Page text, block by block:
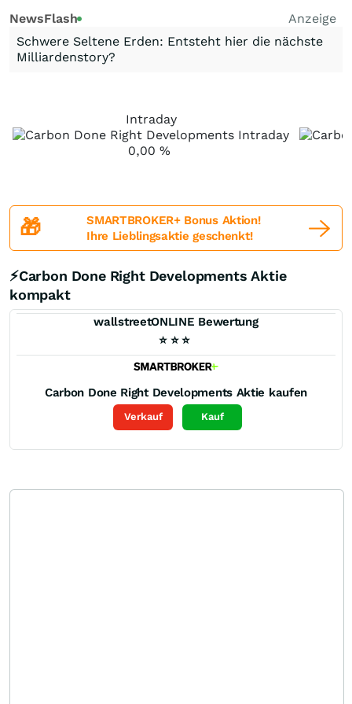
NewsFlash
Anzeige
Schwere Seltene Erden: Entsteht hier die nächste
Milliardenstory?
Intraday
0,00 %
🎁
SMARTBROKER+ Bonus Aktion!
Ihre Lieblingsaktie geschenkt!
⚡Carbon Done Right Developments Aktie
kompakt
wallstreetONLINE Bewertung
⭐ ⭐ ⭐
Carbon Done Right Developments Aktie kaufen
Verkauf Kauf